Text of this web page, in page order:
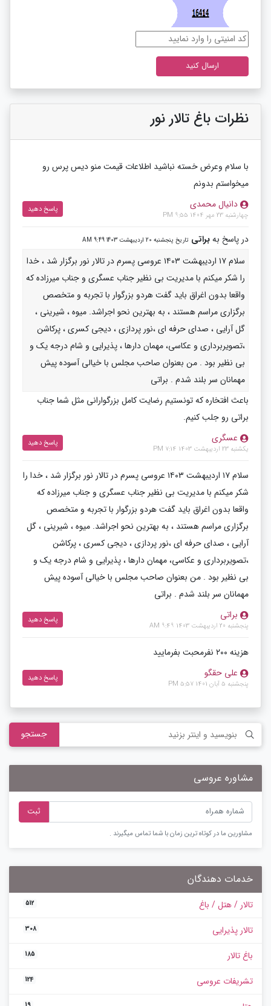
نظرات باغ تالار نور
با سلام وعرض خسته نباشید اطلاعات قیمت منو دیس پرس رو
میخواستم بدونم
دانیال محمدی
چهارشنبه 23 مهر 1404 9:55 PM
پاسخ دهید
در پاسخ بهبراتی تاریخ پنجشنبه 20 اردیبهشت 1403 9:49 AM
سلام ۱۷ اردیبهشت ۱۴۰۳ عروسی پسرم در تالار نور برگزار شد ، خدا
را شکر میکنم با مدیریت بی نظیر جناب عسگری و جناب میرزاده که
واقعا بدون اغراق باید گفت هردو بزرگوار با تجربه و متخصص
برگزاری مراسم هستند ، به بهترین نحو اجراشد. میوه ، شیرینی ،
گل آرایی ، صدای حرفه ای ،نور پردازی ، دیجی کسری ، پرکاشن
،تصویربرداری و عکاسی، مهمان دارها ، پذیرایی و شام درجه یک و
بی نظیر بود . من بعنوان صاحب مجلس با خیالی آسوده پیش
مهمانان سر بلند شدم . براتی
باعث افتخاره که تونستیم رضایت کامل بزرگوارانی مثل شما جناب
براتی رو جلب کنیم.
عسگری
یکشنبه 23 اردیبهشت 1403 7:14 PM
پاسخ دهید
سلام ۱۷ اردیبهشت ۱۴۰۳ عروسی پسرم در تالار نور برگزار شد ، خدا را
شکر میکنم با مدیریت بی نظیر جناب عسگری و جناب میرزاده که
واقعا بدون اغراق باید گفت هردو بزرگوار با تجربه و متخصص
برگزاری مراسم هستند ، به بهترین نحو اجراشد. میوه ، شیرینی ، گل
آرایی ، صدای حرفه ای ،نور پردازی ، دیجی کسری ، پرکاشن
،تصویربرداری و عکاسی، مهمان دارها ، پذیرایی و شام درجه یک و
بی نظیر بود . من بعنوان صاحب مجلس با خیالی آسوده پیش
مهمانان سر بلند شدم . براتی
براتی
پنجشنبه 20 اردیبهشت 1403 9:49 AM
پاسخ دهید
هزینه ۲۰۰ نفرمحبت بفرمایید
علی حقگو
پنجشنبه 5 آبان 1401 5:57 PM
پاسخ دهید
جستجو
مشاوره عروسی
ثبت
مشاورین ما در کوتاه ترین زمان با شما تماس میگیرند .
خدمات دهندگان
تالار / هتل / باغ 512
تالار پذیرایی 308
باغ تالار 185
تشریفات عروسی 124